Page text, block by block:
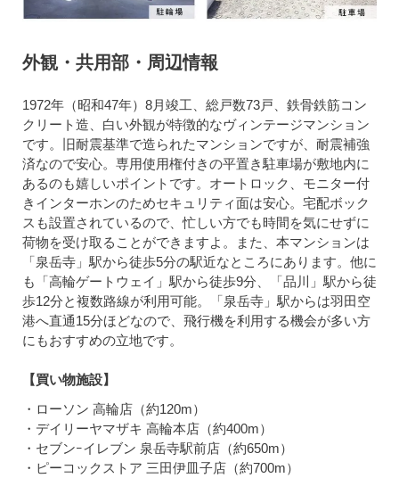
外観・共用部・周辺情報
1972年（昭和47年）8月竣工、総戸数73戸、鉄骨鉄筋コン
クリート造、白い外観が特徴的なヴィンテージマンション
です。旧耐震基準で造られたマンションですが、耐震補強
済なので安心。専用使用権付きの平置き駐車場が敷地内に
あるのも嬉しいポイントです。オートロック、モニター付
きインターホンのためセキュリティ面は安心。宅配ボック
スも設置されているので、忙しい方でも時間を気にせずに
荷物を受け取ることができますよ。また、本マンションは
「泉岳寺」駅から徒歩5分の駅近なところにあります。他に
も「高輪ゲートウェイ」駅から徒歩9分、「品川」駅から徒
歩12分と複数路線が利用可能。「泉岳寺」駅からは羽田空
港へ直通15分ほどなので、飛行機を利用する機会が多い方
にもおすすめの立地です。
【買い物施設】
・ローソン 高輪店（約120m）
・デイリーヤマザキ 高輪本店（約400m）
・セブンｰイレブン 泉岳寺駅前店（約650m）
・ピーコックストア 三田伊皿子店（約700m）